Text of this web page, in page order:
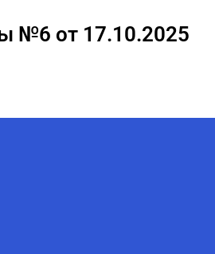
№6 от 17.10.2025